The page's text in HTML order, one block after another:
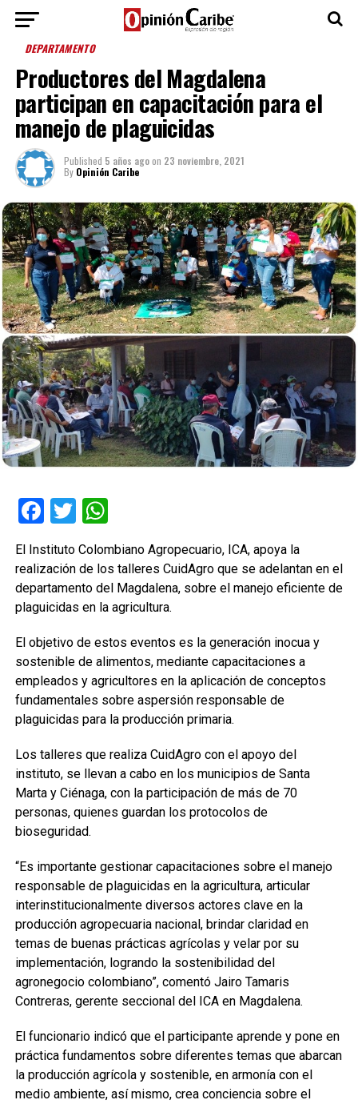
DEPARTAMENTO
Productores del Magdalena
participan en capacitación para el
manejo de plaguicidas
Published 5 años agoon 23 noviembre, 2021
By Opinión Caribe
Facebook
TwitterWhatsApp
El Instituto Colombiano Agropecuario, ICA, apoya la
realización de los talleres CuidAgro que se adelantan en el
departamento del Magdalena, sobre el manejo eficiente de
plaguicidas en la agricultura.
El objetivo de estos eventos es la generación inocua y
sostenible de alimentos, mediante capacitaciones a
empleados y agricultores en la aplicación de conceptos
fundamentales sobre aspersión responsable de
plaguicidas para la producción primaria.
Los talleres que realiza CuidAgro con el apoyo del
instituto, se llevan a cabo en los municipios de Santa
Marta y Ciénaga, con la participación de más de 70
personas, quienes guardan los protocolos de
bioseguridad.
“Es importante gestionar capacitaciones sobre el manejo
responsable de plaguicidas en la agricultura, articular
interinstitucionalmente diversos actores clave en la
producción agropecuaria nacional, brindar claridad en
temas de buenas prácticas agrícolas y velar por su
implementación, logrando la sostenibilidad del
agronegocio colombiano”, comentó Jairo Tamaris
Contreras, gerente seccional del ICA en Magdalena.
El funcionario indicó que el participante aprende y pone en
práctica fundamentos sobre diferentes temas que abarcan
la producción agrícola y sostenible, en armonía con el
medio ambiente, así mismo, crea conciencia sobre el